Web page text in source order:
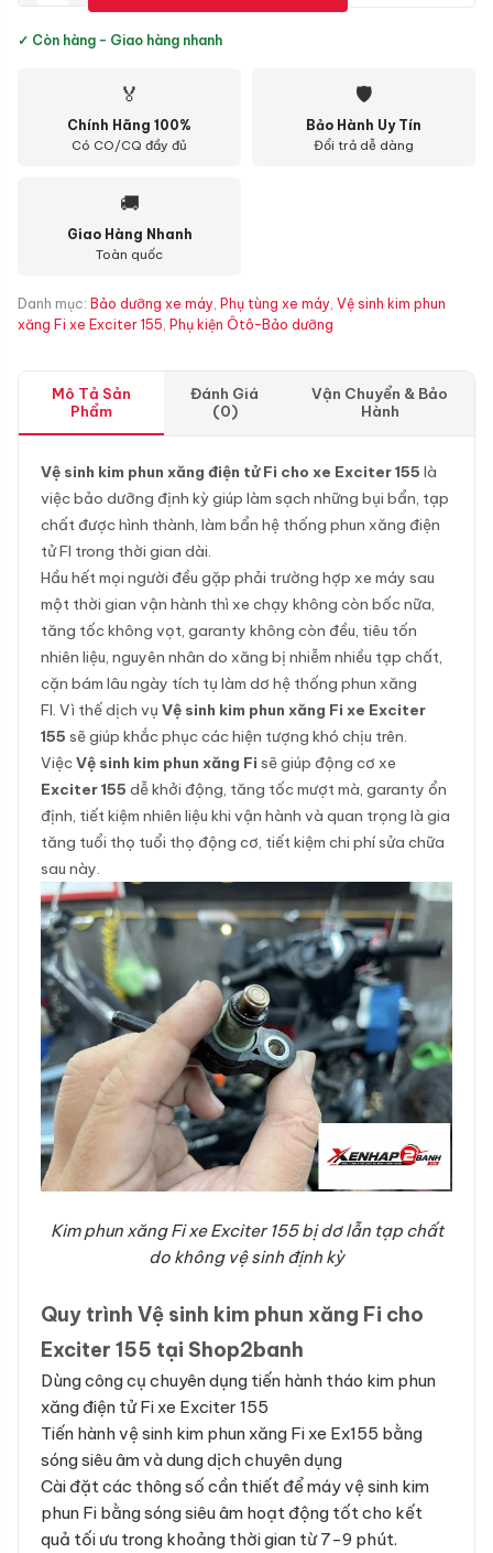
✓ Còn hàng - Giao hàng nhanh
🏅
Chính Hãng 100%
Có CO/CQ đầy đủ
🛡
Bảo Hành Uy Tín
Đổi trả dễ dàng
🚚
Giao Hàng Nhanh
Toàn quốc
Danh mục: Bảo dưỡng xe máy, Phụ tùng xe máy, Vệ sinh kim phun
xăng Fi xe Exciter 155, Phụ kiện Ôtô-Bảo dưỡng
Mô Tả Sản
Phẩm
Đánh Giá
(0)
Vận Chuyển & Bảo
Hành
Vệ sinh kim phun xăng điện tử Fi cho xe Exciter 155 là
việc bảo dưỡng định kỳ giúp làm sạch những bụi bẩn, tạp
chất được hình thành, làm bẩn hệ thống phun xăng điện
tử FI trong thời gian dài.
Hầu hết mọi người đều gặp phải trường hợp xe máy sau
một thời gian vận hành thì xe chạy không còn bốc nữa,
tăng tốc không vọt, garanty không còn đều, tiêu tốn
nhiên liệu, nguyên nhân do xăng bị nhiễm nhiều tạp chất,
cặn bám lâu ngày tích tụ làm dơ hệ thống phun xăng
FI. Vì thế dịch vụ Vệ sinh kim phun xăng Fi xe Exciter
155 sẽ giúp khắc phục các hiện tượng khó chịu trên.
ViệcVệ sinh kim phun xăng Fi sẽ giúp động cơ xe
Exciter 155 dễ khởi động, tăng tốc mượt mà, garanty ổn
định, tiết kiệm nhiên liệu khi vận hành và quan trọng là gia
tăng tuổi thọ tuổi thọ động cơ, tiết kiệm chi phí sửa chữa
sau này.
Kim phun xăng Fi xe Exciter 155 bị dơ lẫn tạp chất
do không vệ sinh định kỳ
Quy trình Vệ sinh kim phun xăng Fi cho
Exciter 155 tại Shop2banh
Dùng công cụ chuyên dụng tiến hành tháo kim phun
xăng điện tử Fi xe Exciter 155
Tiến hành vệ sinh kim phun xăng Fi xe Ex155 bằng
sóng siêu âm và dung dịch chuyên dụng
Cài đặt các thông số cần thiết để máy vệ sinh kim
phun Fi bằng sóng siêu âm hoạt động tốt cho kết
quả tối ưu trong khoảng thời gian từ 7-9 phút.